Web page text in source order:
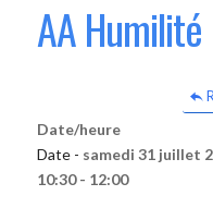
AA Humilité
Date/heure
Date - samedi 31 juillet
10:30 - 12:00